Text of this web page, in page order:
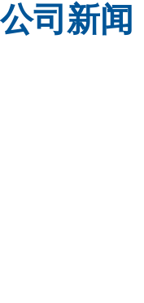
公司新闻